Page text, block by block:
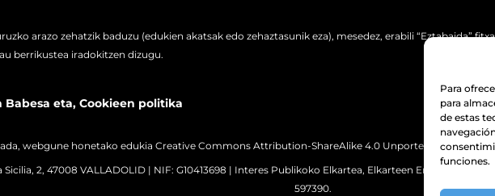
Para
para
de estas
funciones.
arazo zehatzik baduzu (edukien akatsak edo zehaztasunik eza), mesedez, erabili “Eztabaida”
berrikustea iradokitzen dizugu.
Babesa eta,Cookieen politika
webgune honetako edukia Creative Commons Attribution-ShareAlike 4.0 Unported
Sicilia, 2, 47008 VALLADOLID | NIF: G10413698 | Interes Publikoko Elkartea, Elkarteen Erregistro
597390.